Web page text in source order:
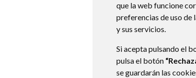
que la web funcione
preferencias de uso de
y sus servicios.
Si acepta pulsando el
pulsa el botón
se guardarán las